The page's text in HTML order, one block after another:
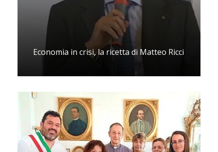
Economia in crisi, la ricetta di Matteo Ricci